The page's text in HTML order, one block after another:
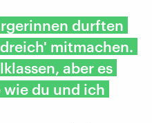
durften
mitmachen.
aber es
du und ich